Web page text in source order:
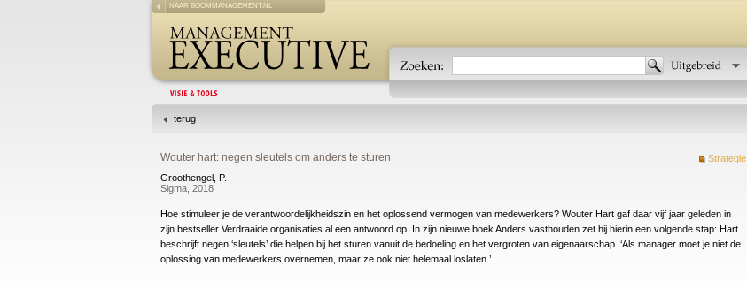
NAAR BOOMMANAGEMENT.NL
terug
Strategie
Wouter hart: negen sleutels om anders te sturen
Groothengel, P.
Sigma, 2018
Hoe stimuleer je de verantwoordelijkheidszin en het oplossend vermogen van medewerkers? Wouter Hart gaf daar vijf jaar geleden in
zijn bestseller Verdraaide organisaties al een antwoord op. In zijn nieuwe boek Anders vasthouden zet hij hierin een volgende stap: Hart
beschrijft negen ‘sleutels’ die helpen bij het sturen vanuit de bedoeling en het vergroten van eigenaarschap. ‘Als manager moet je niet de
oplossing van medewerkers overnemen, maar ze ook niet helemaal loslaten.’